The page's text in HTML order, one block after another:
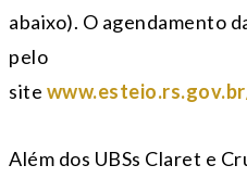
abaixo). O agendamento
pelo
site
Além dos UBSs Claret e